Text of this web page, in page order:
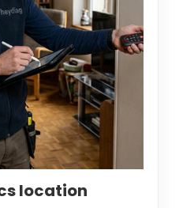
location